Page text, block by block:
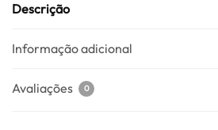
Descrição
Informação adicional
Avaliações 0